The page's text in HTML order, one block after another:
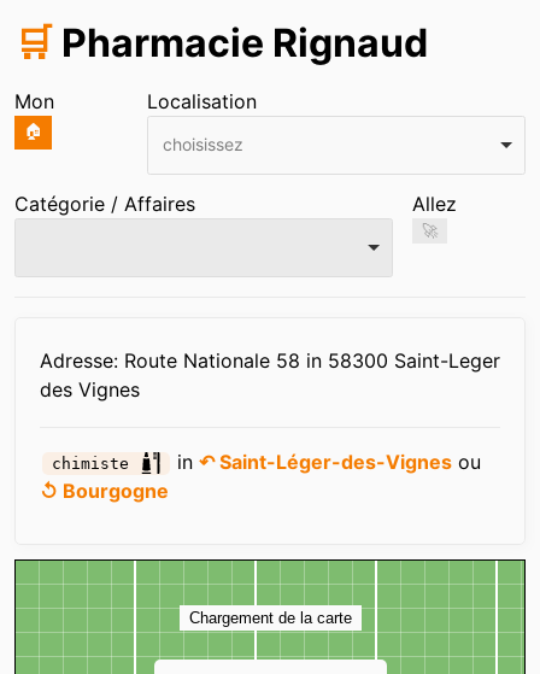
🛒 Pharmacie Rignaud
Mon
🏠
Localisation
choisissez
Catégorie / Affaires Allez
🚀
Adresse: Route Nationale 58 in 58300 Saint-Leger
des Vignes
chimiste in↶ Saint-Léger-des-Vignes ou
↺ Bourgogne
Carte
Chargement de la carte